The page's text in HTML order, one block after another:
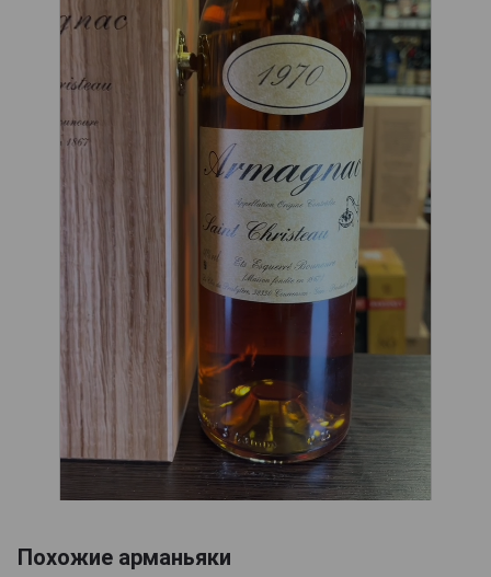
Похожие арманьяки